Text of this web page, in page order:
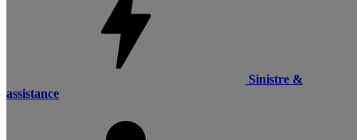
Sinistre &
assistance